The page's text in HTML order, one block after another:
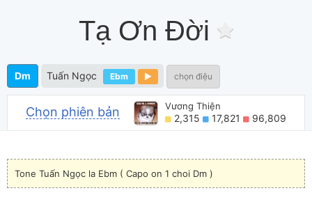
Tạ Ơn Đời
Dm Tuấn Ngọc Ebm chọn điệu
Chọn phiên bản Vương Thiện
2,315 17,821 96,809
Tone Tuấn Ngọc la Ebm ( Capo on 1 choi Dm )